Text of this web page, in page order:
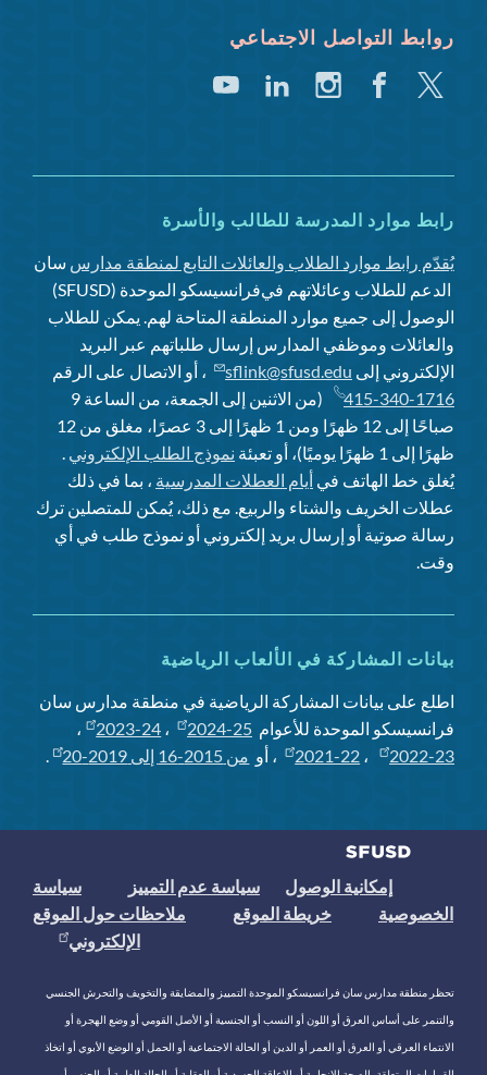
روابط التواصل الاجتماعي
تغريد فيسبوكانستغراملينكد
يوتيوب
رابط موارد المدرسة للطالب والأسرة
يُقدّم رابط موارد الطلاب والعائلات التابع لمنطقة مدارس سان
فرانسيسكو الموحدة (SFUSD)الدعم للطلاب وعائلاتهم في
الوصول إلى جميع موارد المنطقة المتاحة لهم. يمكن للطلاب
والعائلات وموظفي المدارس إرسال طلباتهم عبر البريد
الإلكتروني إلى sflink@sfusd.edu
، أو الاتصال على الرقم
415-340-1716
(من الاثنين إلى الجمعة، من الساعة 9
صباحًا إلى 12 ظهرًا ومن 1 ظهرًا إلى 3 عصرًا، مغلق من 12
ظهرًا إلى 1 ظهرًا يوميًا)، أو تعبئة
نموذج الطلب الإلكتروني .
يُغلق خط الهاتف في أيام العطلات المدرسية ، بما في ذلك
عطلات الخريف والشتاء والربيع. مع ذلك، يُمكن للمتصلين ترك
رسالة صوتية أو إرسال بريد إلكتروني أو نموذج طلب في أي
وقت.
بيانات المشاركة في الألعاب الرياضية
اطلع على بيانات المشاركة الرياضية في منطقة مدارس سان
فرانسيسكو الموحدة للأعوام 2024-25 ، 2023-24
،
2022-23
، 2021-22 ، أو من 2015-16 إلى 2019-20 .
إمكانية الوصول سياسة عدم التمييز
سياسة
الخصوصية
خريطة الموقع
ملاحظات حول الموقع
الإلكتروني
تحظر منطقة مدارس سان فرانسيسكو الموحدة التمييز والمضايقة والتخويف والتحرش الجنسي
والتنمر على أساس العرق أو اللون أو النسب أو الجنسية أو الأصل القومي أو وضع الهجرة أو
الانتماء العرقي أو العرق أو العمر أو الدين أو الحالة الاجتماعية أو الحمل أو الوضع الأبوي أو اتخاذ